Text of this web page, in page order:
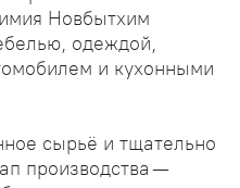
Новбытхим
одеждой,
и кухонными
сырьё и тщательно
производства —